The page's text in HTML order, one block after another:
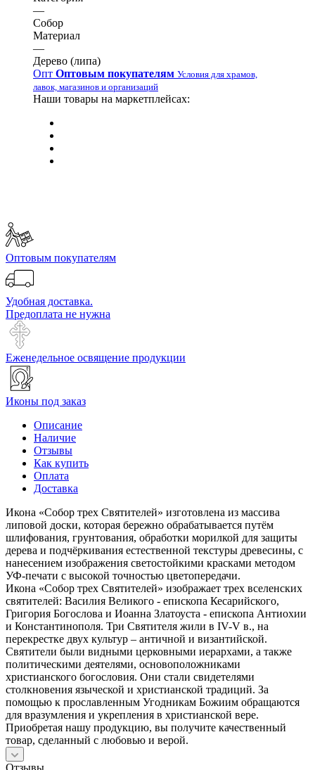
—
Собор
Материал
—
Дерево (липа)
Опт Оптовым покупателям Условия для храмов,
лавок, магазинов и организаций
Наши товары на маркетплейсах:
Оптовым покупателям
Удобная доставка.
Предоплата не нужна
Еженедельное освящение продукции
Иконы под заказ
Описание
Наличие
Отзывы
Как купить
Оплата
Доставка
Икона «Собор трех Святителей» изготовлена из массива
липовой доски, которая бережно обрабатывается путём
шлифования, грунтования, обработки морилкой для защиты
дерева и подчёркивания естественной текстуры древесины, с
нанесением изображения светостойкими красками методом
УФ-печати с высокой точностью цветопередачи.
Икона «Собор трех Святителей» изображает трех вселенских
святителей: Василия Великого - епископа Кесарийского,
Григория Богослова и Иоанна Златоуста - епископа Антиохии
и Константинополя. Три Святителя жили в IV-V в., на
перекрестке двух культур – античной и византийской.
Святители были видными церковными иерархами, а также
политическими деятелями, основоположниками
христианского богословия. Они стали свидетелями
столкновения языческой и христианской традиций. За
помощью к прославленным Угодникам Божиим обращаются
для вразумления и укрепления в христианской вере.
Приобретая нашу продукцию, вы получите качественный
товар, сделанный с любовью и верой.
Отзывы